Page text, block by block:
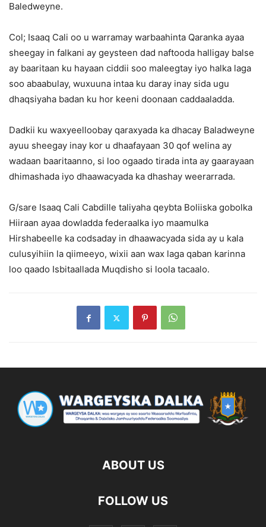
Baledweyne.
Col; Isaaq Cali oo u warramay warbaahinta Qaranka ayaa
sheegay in falkani ay geysteen dad naftooda halligay balse
ay baaritaan ku hayaan ciddii soo maleegtay iyo halka laga
soo abaabulay, wuxuuna intaa ku daray inay sida ugu
dhaqsiyaha badan ku hor keeni doonaan caddaaladda.
Dadkii ku waxyeelloobay qaraxyada ka dhacay Baladweyne
ayuu sheegay inay kor u dhaafayaan 30 qof welina ay
wadaan baaritaanno, si loo ogaado tirada inta ay gaarayaan
dhimashada iyo dhaawacyada ka dhashay weerarrada.
G/sare Isaaq Cali Cabdille taliyaha qeybta Boliiska gobolka
Hiiraan ayaa dowladda federaalka iyo maamulka
Hirshabeelle ka codsaday in dhaawacyada sida ay u kala
culusyihiin la qiimeeyo, wixii aan wax laga qaban karinna
loo qaado Isbitaallada Muqdisho si loola tacaalo.
ABOUT US
FOLLOW US